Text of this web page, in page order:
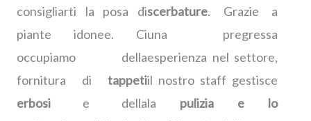
consigliarti la posa di
piante idonee. Ci
occupiamo della
fornitura di tappeti
erbosi e della
scerbature. Grazie a
una pregressa
esperienza nel settore,
il nostro staff gestisce
la pulizia e lo